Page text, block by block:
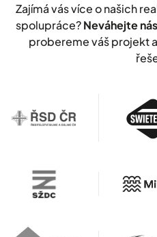
Zajímá vás více o našich
spolupráce?Neváhejte
probereme váš projekt